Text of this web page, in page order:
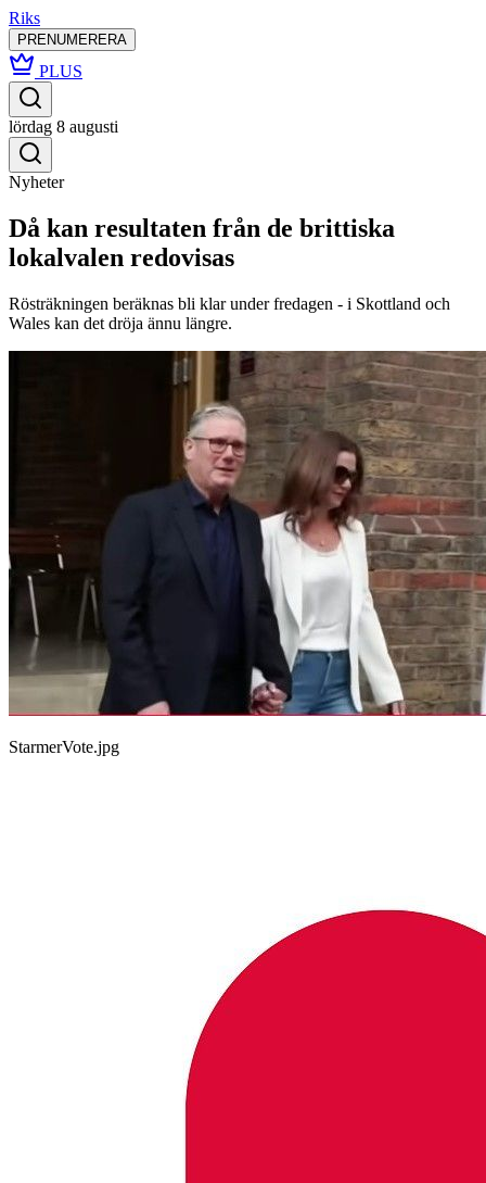
Riks
PRENUMERERA
PLUS
lördag 8 augusti
Nyheter
Då kan resultaten från de brittiska
lokalvalen redovisas
Rösträkningen beräknas bli klar under fredagen - i Skottland och
Wales kan det dröja ännu längre.
StarmerVote.jpg